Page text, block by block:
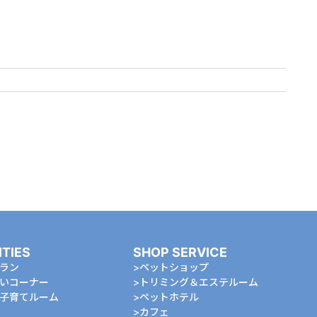
ン
コーナー
育てルーム
SHOP SERVICE
ペットショップ
トリミング＆エステルーム
ペットホテル
カフェ